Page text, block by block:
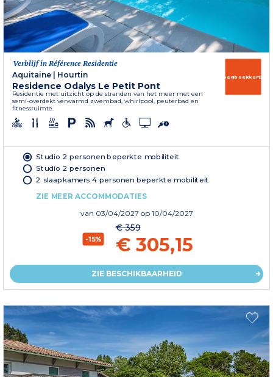
Verblijf in Référence Residentie
Aquitaine
Hourtin
Residence Odalys Le Petit Pont
Residentie met uitzicht op de stranden van het meer met een
semi-overdekt verwarmd zwembad, whirlpool, peuterbad en
fitnessruimte.
Vroegboekkorting
Studio 2 personen beperkte mobiliteit
Studio 2 personen
2 slaapkamers 4 personen beperkte mobiliteit
ZIE MEER ACCOMMODATIES
van 03/04/2027 op 10/04/2027
-15%
€ 359
€ 305,15
ZIE BESCHIKBAARHEID